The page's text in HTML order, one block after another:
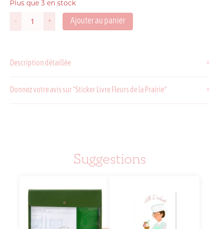
Plus que 3 en stock
-
quantité
Fleurs
Prairie
+ Ajouter au panier
Description détaillée
Donnez votre avis sur "Sticker Livre Fleurs de la Prairie"
Suggestions